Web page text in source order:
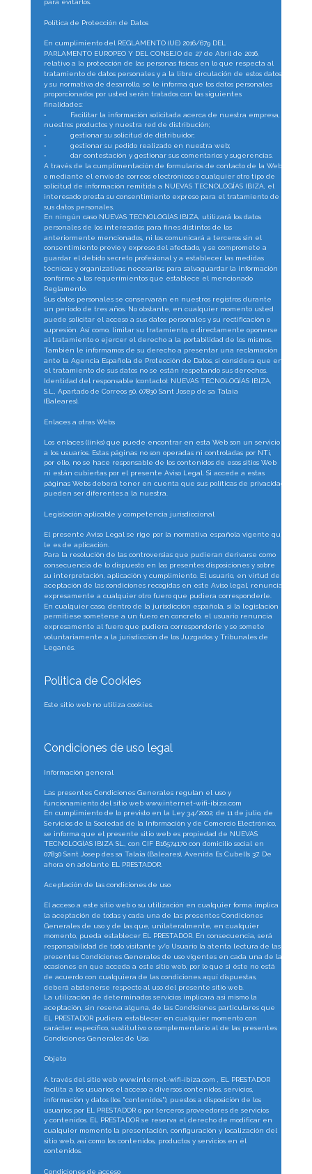
para evitarlos.
Política de Protección de Datos
En cumplimiento del REGLAMENTO (UE) 2016/679 DEL
PARLAMENTO EUROPEO Y DEL CONSEJO de 27 de Abril de 2016,
relativo a la protección de las personas físicas en lo que respecta al
tratamiento de datos personales y a la libre circulación de estos datos
y su normativa de desarrollo, se le informa que los datos personales
proporcionados por usted serán tratados con las siguientes
finalidades:
•
Facilitar la información solicitada acerca de nuestra empresa,
nuestros productos y nuestra red de distribución;
•
gestionar su solicitud de distribuidor;
•
gestionar su pedido realizado en nuestra web;
•
dar contestación y gestionar sus comentarios y sugerencias.
A través de la cumplimentación de formularios de contacto de la Web
o mediante el envío de correos electrónicos o cualquier otro tipo de
solicitud de información remitida a NUEVAS TECNOLOGÍAS IBIZA, el
interesado presta su consentimiento expreso para el tratamiento de
sus datos personales.
En ningún caso NUEVAS TECNOLOGÍAS IBIZA, utilizará los datos
personales de los interesados para fines distintos de los
anteriormente mencionados, ni los comunicará a terceros sin el
consentimiento previo y expreso del afectado, y se compromete a
guardar el debido secreto profesional y a establecer las medidas
técnicas y organizativas necesarias para salvaguardar la información
conforme a los requerimientos que establece el mencionado
Reglamento.
Sus datos personales se conservarán en nuestros registros durante
un periodo de tres años. No obstante, en cualquier momento usted
puede solicitar el acceso a sus datos personales y su rectificación o
supresión. Así como, limitar su tratamiento, o directamente oponerse
al tratamiento o ejercer el derecho a la portabilidad de los mismos.
También le informamos de su derecho a presentar una reclamación
ante la Agencia Española de Protección de Datos, si considera que en
el tratamiento de sus datos no se están respetando sus derechos.
Identidad del responsable (contacto): NUEVAS TECNOLOGÍAS IBIZA,
S.L., Apartado de Correos 50, 07830 Sant Josep de sa Talaia
(Baleares).
Enlaces a otras Webs
Los enlaces (links) que puede encontrar en esta Web son un servicio
a los usuarios. Estas páginas no son operadas ni controladas por NTi,
por ello, no se hace responsable de los contenidos de esos sitios Web
ni están cubiertas por el presente Aviso Legal. Si accede a estas
páginas Webs deberá tener en cuenta que sus políticas de privacidad
pueden ser diferentes a la nuestra.
Legislación aplicable y competencia jurisdiccional
El presente Aviso Legal se rige por la normativa española vigente que
le es de aplicación.
Para la resolución de las controversias que pudieran derivarse como
consecuencia de lo dispuesto en las presentes disposiciones y sobre
su interpretación, aplicación y cumplimiento. El usuario, en virtud de la
aceptación de las condiciones recogidas en este Aviso legal, renuncia
expresamente a cualquier otro fuero que pudiera corresponderle.
En cualquier caso, dentro de la jurisdicción española, si la legislación
permitiese someterse a un fuero en concreto, el usuario renuncia
expresamente al fuero que pudiera corresponderle y se somete
voluntariamente a la jurisdicción de los Juzgados y Tribunales de
Leganés.
Politica de Cookies
Este sitio web no utiliza cookies.
Condiciones de uso legal
Información general
Las presentes Condiciones Generales regulan el uso y
funcionamiento del sitio web www.internet-wifi-ibiza.com
En cumplimiento de lo previsto en la Ley 34/2002, de 11 de julio, de
Servicios de la Sociedad de la Información y de Comercio Electrónico,
se informa que el presente sitio web es propiedad de NUEVAS
TECNOLOGÌAS IBIZA SL., con CIF B16574170 con domicilio social en
07830 Sant Josep des sa Talaia (Baleares), Avenida Es Cubells 37. De
ahora en adelante EL PRESTADOR.
Aceptación de las condiciones de uso
El acceso a este sitio web o su utilización en cualquier forma implica
la aceptación de todas y cada una de las presentes Condiciones
Generales de uso y de las que, unilateralmente, en cualquier
momento, pueda establecer EL PRESTADOR. En consecuencia, será
responsabilidad de todo visitante y/o Usuario la atenta lectura de las
presentes Condiciones Generales de uso vigentes en cada una de las
ocasiones en que acceda a este sitio web, por lo que si éste no está
de acuerdo con cualquiera de las condiciones aquí dispuestas,
deberá abstenerse respecto al uso del presente sitio web.
La utilización de determinados servicios implicará asi mismo la
aceptación, sin reserva alguna, de las Condiciones particulares que
EL PRESTADOR pudiera establecer en cualquier momento con
carácter específico, sustitutivo o complementario al de las presentes
Condiciones Generales de Uso.
Objeto
A través del sitio web www.internet-wifi-ibiza.com , EL PRESTADOR
facilita a los usuarios el acceso a diversos contenidos, servicios,
información y datos (los "contenidos"), puestos a disposición de los
usuarios por EL PRESTADOR o por terceros proveedores de servicios
y contenidos. EL PRESTADOR se reserva el derecho de modificar en
cualquier momento la presentación, configuración y localización del
sitio web, así como los contenidos, productos y servicios en él
contenidos.
Condiciones de acceso